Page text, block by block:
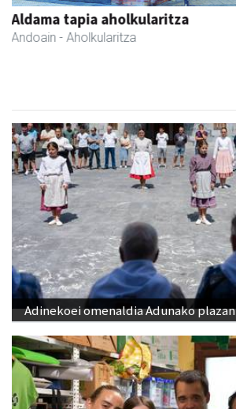
Javier Iraola harategia
Asteasu - Harategiak
Adinekoei omenaldia Adunako plazan